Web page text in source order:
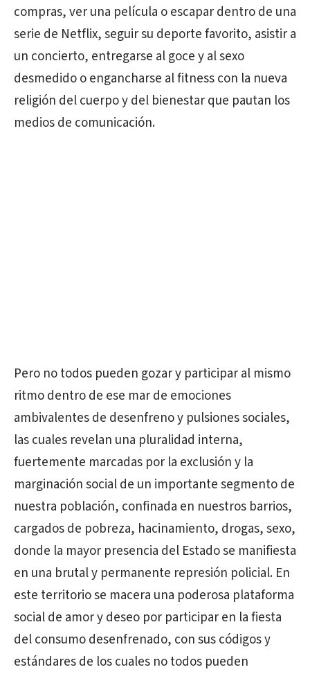
compras, ver una película o escapar dentro de una
serie de Netflix, seguir su deporte favorito, asistir a
un concierto, entregarse al goce y al sexo
desmedido o engancharse al fitness con la nueva
religión del cuerpo y del bienestar que pautan los
medios de comunicación.
Pero no todos pueden gozar y participar al mismo
ritmo dentro de ese mar de emociones
ambivalentes de desenfreno y pulsiones sociales,
las cuales revelan una pluralidad interna,
fuertemente marcadas por la exclusión y la
marginación social de un importante segmento de
nuestra población, confinada en nuestros barrios,
cargados de pobreza, hacinamiento, drogas, sexo,
donde la mayor presencia del Estado se manifiesta
en una brutal y permanente represión policial. En
este territorio se macera una poderosa plataforma
social de amor y deseo por participar en la fiesta
del consumo desenfrenado, con sus códigos y
estándares de los cuales no todos pueden